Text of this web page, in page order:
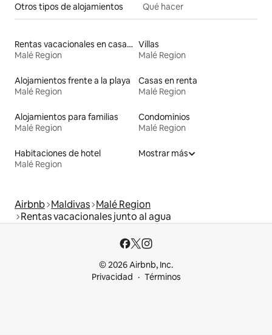
Otros tipos de alojamientos Qué hacer
Rentas vacacionales en casas de huéspedes
Malé Region
Villas
Malé Region
Alojamientos frente a la playa
Malé Region
Casas en renta
Malé Region
Alojamientos para familias
Malé Region
Condominios
Malé Region
Habitaciones de hotel
Malé Region
Mostrar más
Airbnb Maldivas Malé Region
Rentas vacacionales junto al agua
© 2026 Airbnb, Inc.
Privacidad
Términos